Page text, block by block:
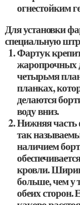
огнестойким
Для установки
специальную
Фартук
жаропрочных
четырьмя
планках,
делаются
воду вниз.
Нижняя часть
так
наличием
кровли.
больше, чем у
обеих сторон.